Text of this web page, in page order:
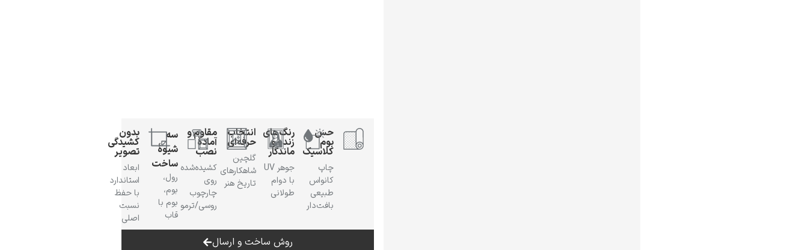
حس
بوم
کلاسیک
چاپ
کانواس
طبیعی
بافت‌دار
رنگ‌های
زنده و
ماندگار
جوهر UV
با دوام
طولانی
انتخاب
حرفه‌ای
گلچین
شاهکارهای
تاریخ هنر
مقاوم و
آمادهٔ
نصب
کشیده‌شده
روی
چارچوب
روسی/ترمو
سه
شیوهٔ
ساخت
رول،
بوم،
بوم با
قاب
بدون
کشیدگی
تصویر
ابعاد
استاندارد
با حفظ
نسبت
اصلی
روش ساخت و ارسال